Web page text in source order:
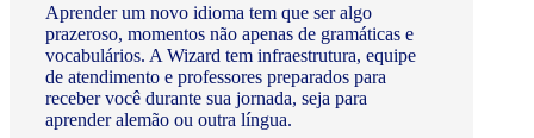
Aprender um novo idioma tem que ser algo
prazeroso, momentos não apenas de gramáticas e
vocabulários. A Wizard tem infraestrutura, equipe
de atendimento e professores preparados para
receber você durante sua jornada, seja para
aprender alemão ou outra língua.